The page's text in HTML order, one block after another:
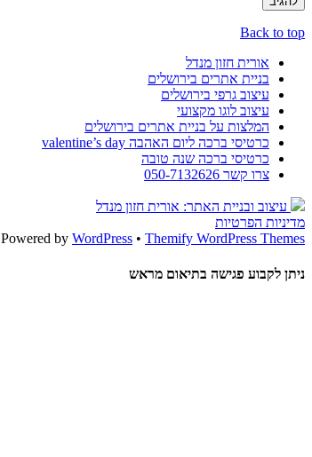
Back to top
אורית חזון מנדל
בניית אתרים בירושלים
עיצוב גרפי בירושלים
עיצוב לוגו מקצועי
המלצות על בניית אתרים בירושלים
כרטיסי ברכה ליום האהבה valentine’s day
כרטיסי ברכה שנה טובה
צרו קשר 050-7132626
עיצוב ובניית האתר: אורית חזון מנדל
מדיניות הפרטיות
Powered by WordPress • Themify WordPress Themes
ניתן לקבוע פגישה בתיאום מראש